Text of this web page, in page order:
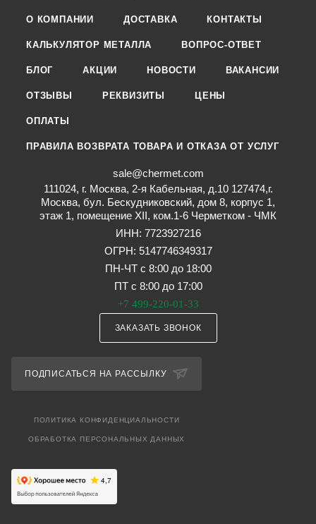
О КОМПАНИИ ДОСТАВКА КОНТАКТЫ
КАЛЬКУЛЯТОР МЕТАЛЛА ВОПРОС-ОТВЕТ
БЛОГ АКЦИИ НОВОСТИ ВАКАНСИИ
ОТЗЫВЫ РЕКВИЗИТЫ ЦЕНЫ
ОПЛАТЫ
ПРАВИЛА ВОЗВРАТА ТОВАРА И ОТКАЗА ОТ УСЛУГ
sale@chermet.com
111024, г. Москва, 2-я Кабельная, д.10 127474,г.
Москва, бул. Бескудниковский, дом 8, корпус 1,
этаж 1, помещение XII, ком.1-6 Черметком - ЧМК
ИНН: 7723927216
ОГРН: 5147746349317
ПН-ЧТ с 8:00 до 18:00
ПТ с 8:00 до 17:00
+7 499-220-01-33
ЗАКАЗАТЬ ЗВОНОК
ПОДПИСАТЬСЯ НА РАССЫЛКУ
ПОЛИТИКА КОНФИДЕНЦИАЛЬНОСТИ
ОБРАБОТКА ПЕРСОНАЛЬНЫХ ДАННЫХ